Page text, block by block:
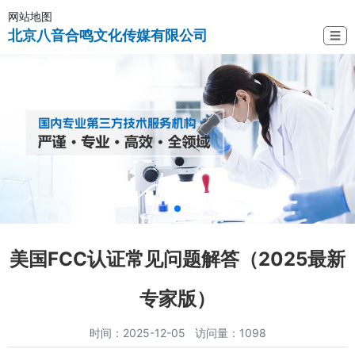
网站地图
北京八音合鸣文化传媒有限公司 ☰
美国FCC认证常见问题解答（2025最新
专家版）
时间：2025-12-05 访问量：1098